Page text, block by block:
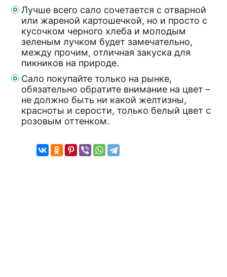
Лучше всего сало сочетается с отварной
или жареной картошечкой, но и просто с
кусочком черного хлеба и молодым
зеленым лучком будет замечательно,
между прочим, отличная закуска для
пикников на природе.
Сало покупайте только на рынке,
обязательно обратите внимание на цвет –
не должно быть ни какой желтизны,
красноты и серости, только белый цвет с
розовым оттенком.